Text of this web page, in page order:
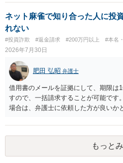
ということになり、解約するのは理由
ネット麻雀で知り合った人に投
れない
#投資詐欺 #返金請求 #200万円以上 #本名
2026年7月30日
肥田 弘昭 弁護士
借用書のメールを証拠にして、期限は
すので、一括請求することが可能です
場合は、弁護士に依頼した方が良いか
さい。
もっと